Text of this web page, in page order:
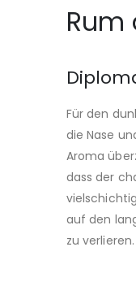
Rum
Für den
die Nase
Aroma
dass der
auf den
zu